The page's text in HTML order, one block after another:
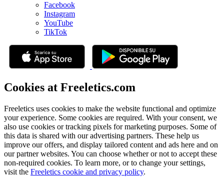
Facebook
Instagram
YouTube
TikTok
Cookies at Freeletics.com
Freeletics uses cookies to make the website functional and optimize
your experience. Some cookies are required. With your consent, we
also use cookies or tracking pixels for marketing purposes. Some of
this data is shared with our advertising partners. These help us
improve our offers, and display tailored content and ads here and on
our partner websites. You can choose whether or not to accept these
non-required cookies. To learn more, or to change your settings,
visit the Freeletics cookie and privacy policy.